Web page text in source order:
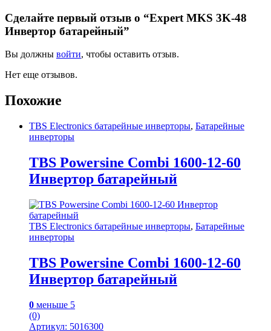
Сделайте первый отзыв о “Expert MKS 3K-48
Инвертор батарейный”
Вы должны войти, чтобы оставить отзыв.
Нет еще отзывов.
Похожие
TBS Electronics батарейные инверторы, Батарейные
инверторы
TBS Powersine Combi 1600-12-60
Инвертор батарейный
TBS Electronics батарейные инверторы, Батарейные
инверторы
TBS Powersine Combi 1600-12-60
Инвертор батарейный
0 меньше 5
(0)
Артикул: 5016300